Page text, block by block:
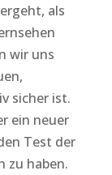
als
wir uns
sicher ist.
ein neuer
Test der
zu haben.